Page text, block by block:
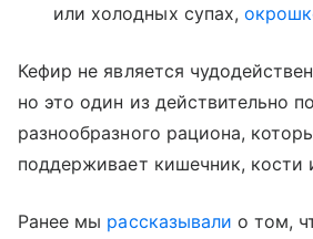
или холодных супах,
Кефир не является
но это один из действительно
разнообразного рациона,
поддерживает кишечник, кости
Ранее мы рассказывали о том,